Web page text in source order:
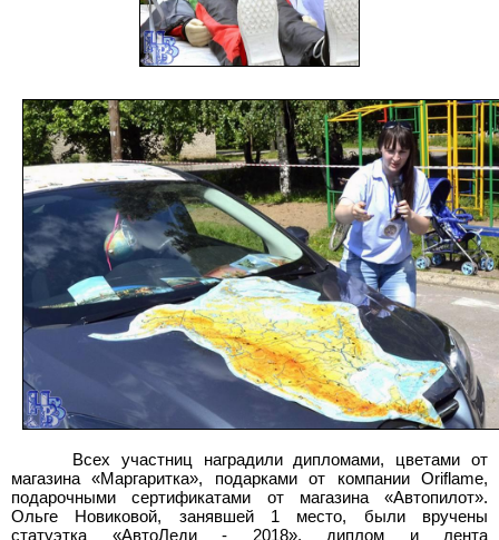
Всех участниц наградили дипломами, цветами от
магазина «Маргаритка», подарками от компании Oriflame,
подарочными сертификатами от магазина «Автопилот».
Ольге Новиковой, занявшей 1 место, были вручены
статуэтка «АвтоЛеди - 2018», диплом и лента